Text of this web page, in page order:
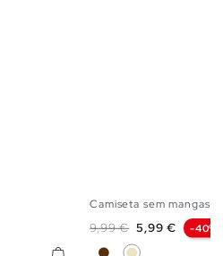
S
Camiseta sem mangas
Preço normal
9,99 € Preço
5,99 € -40%
Chocolate
Areia